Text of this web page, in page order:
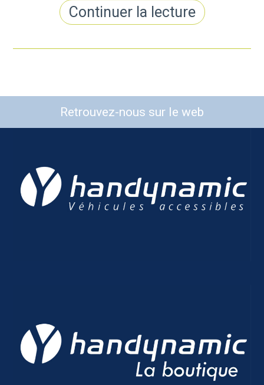
Continuer la lecture
Retrouvez-nous sur le web